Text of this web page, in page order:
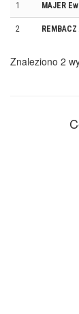
1 MAJER
2
Znaleziono 2